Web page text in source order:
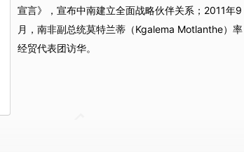
宣言》，宣布中南建立全面战略伙伴关系；2011年9
月，南非副总统莫特兰蒂（Kgalema Motlanthe）率
经贸代表团访华。